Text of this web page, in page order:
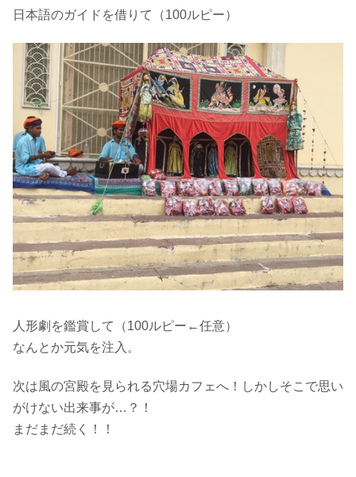
日本語のガイドを借りて（100ルピー）
人形劇を鑑賞して（100ルピー←任意）
なんとか元気を注入。
次は風の宮殿を見られる穴場カフェへ！しかしそこで思い
がけない出来事が…？！
まだまだ続く！！